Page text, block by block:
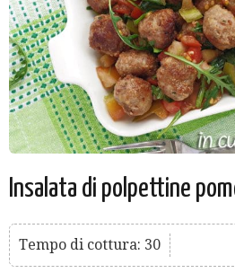
Insalata di polpettine
Tempo di cottura: 30